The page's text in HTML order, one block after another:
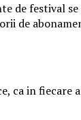
de festival
de
ca in fiecare